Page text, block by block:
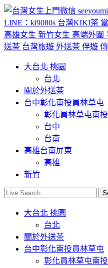
大台北 桃園
台北
關於外送茶
台中彰化南投員林草屯
彰化員林草屯南投
台中
台南
高雄台南屏東
高雄
新竹
大台北 桃園
台北
關於外送茶
台中彰化南投員林草屯
彰化員林草屯南投